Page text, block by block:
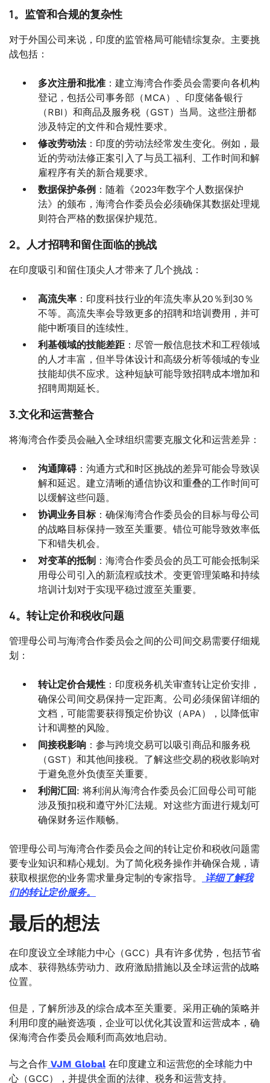
1。监管和合规的复杂性
对于外国公司来说，印度的监管格局可能错综复杂。主要挑
战包括：
多次注册和批准 ：建立海湾合作委员会需要向各机构
登记，包括公司事务部（MCA）、印度储备银行
（RBI）和商品及服务税（GST）当局。这些注册都
涉及特定的文件和合规性要求。
修改劳动法：印度的劳动法经常发生变化。例如，最
近的劳动法修正案引入了与员工福利、工作时间和解
雇程序有关的新合规要求。
数据保护条例 ：随着《2023年数字个人数据保护
法》的颁布，海湾合作委员会必须确保其数据处理规
则符合严格的数据保护规范。
2。人才招聘和留住面临的挑战
在印度吸引和留住顶尖人才带来了几个挑战：
高流失率 ：印度科技行业的年流失率从20％到30％
不等。高流失率会导致更多的招聘和培训费用，并可
能中断项目的连续性。
利基领域的技能差距 ：尽管一般信息技术和工程领域
的人才丰富，但半导体设计和高级分析等领域的专业
技能却供不应求。这种短缺可能导致招聘成本增加和
招聘周期延长。
3.文化和运营整合
将海湾合作委员会融入全球组织需要克服文化和运营差异：
沟通障碍：沟通方式和时区挑战的差异可能会导致误
解和延迟。建立清晰的通信协议和重叠的工作时间可
以缓解这些问题。
协调业务目标：确保海湾合作委员会的目标与母公司
的战略目标保持一致至关重要。错位可能导致效率低
下和错失机会。
对变革的抵制 ：海湾合作委员会的员工可能会抵制采
用母公司引入的新流程或技术。变更管理策略和持续
培训计划对于实现平稳过渡至关重要。
4。转让定价和税收问题
管理母公司与海湾合作委员会之间的公司间交易需要仔细规
划：
转让定价合规性 ：印度税务机关审查转让定价安排，
确保公司间交易保持一定距离。公司必须保留详细的
文档，可能需要获得预定价协议（APA），以降低审
计和调整的风险。
间接税影响 ：参与跨境交易可以吸引商品和服务税
（GST）和其他间接税。了解这些交易的税收影响对
于避免意外负债至关重要。
利润汇回 : 将利润从海湾合作委员会汇回母公司可能
涉及预扣税和遵守外汇法规。对这些方面进行规划可
确保财务运作顺畅。
管理母公司与海湾合作委员会之间的转让定价和税收问题需
要专业知识和精心规划。为了简化税务操作并确保合规，请
获取根据您的业务需求量身定制的专家指导。
详细了解我
们的转让定价服务。
最后的想法
在印度设立全球能力中心（GCC）具有许多优势，包括节省
成本、获得熟练劳动力、政府激励措施以及全球运营的战略
位置。
但是，了解所涉及的综合成本至关重要。采用正确的策略并
利用印度的融资选项，企业可以优化其设置和运营成本，确
保海湾合作委员会顺利而高效地启动。
与之合作 VJM Global在印度建立和运营您的全球能力中
心（GCC），并提供全面的法律、税务和运营支持。